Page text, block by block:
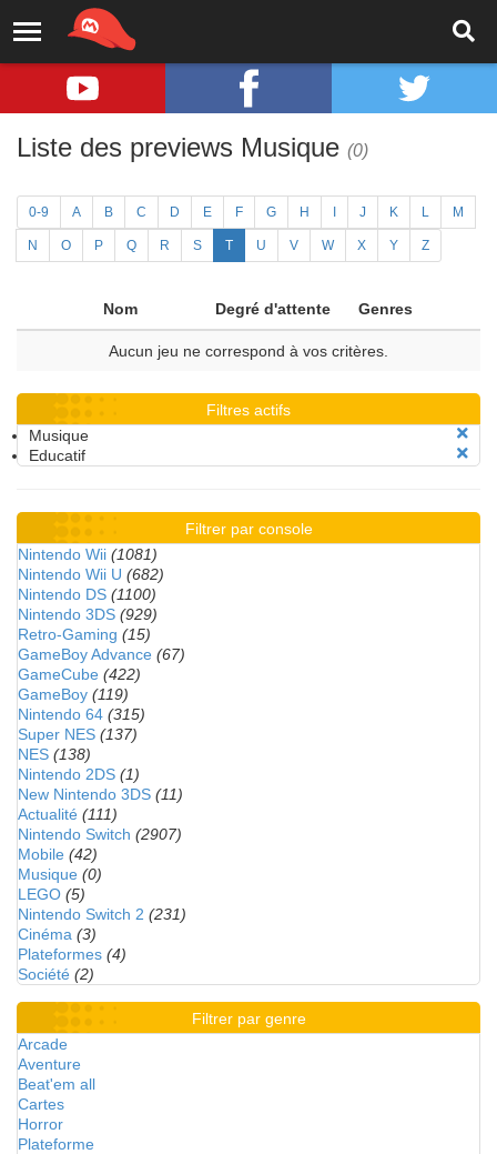
Liste des previews Musique (0)
0-9 A B C D E F G H J K L M
N O P Q R S T U V W X Y Z
Nom Degré d'attente Genres
Aucun jeu ne correspond à vos critères.
Filtres actifs
Musique
Educatif
Filtrer par console
Nintendo Wii (1081)
Nintendo Wii U (682)
Nintendo DS (1100)
Nintendo 3DS (929)
Retro-Gaming (15)
GameBoy Advance (67)
GameCube (422)
GameBoy (119)
Nintendo 64 (315)
Super NES (137)
NES (138)
Nintendo 2DS (1)
New Nintendo 3DS (11)
Actualité (111)
Nintendo Switch (2907)
Mobile (42)
Musique (0)
LEGO (5)
Nintendo Switch 2 (231)
Cinéma (3)
Plateformes (4)
Société (2)
Filtrer par genre
Arcade
Aventure
Beat'em all
Cartes
Horror
Plateforme